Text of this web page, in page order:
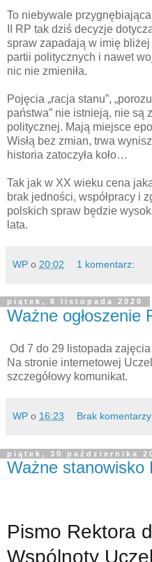
To niebywale
II RP tak dziś decyzje
spraw zapadają w imię
partii politycznych i nawet
nic nie zmieniła.
Pojęcia „racja stanu”,
państwa” nie istnieją, nie są
politycznej. Mają miejsce
Wisłą bez zmian, trwa
historia zatoczyła koło…
Tak jak w XX wieku cena
brak jedności, współpracy i
polskich spraw będzie
lata.
WP o 20:02 1 komentarz:
piątek, 6 listopada 2020
Ważne ogłoszenie
Od 7 do 29 listopada
Na stronie internetowej
szczegółowy komunikat.
WP o 16:23 Brak
piątek, 30 października
Ważne stanowisko
Pismo Rektora
Wspólnoty